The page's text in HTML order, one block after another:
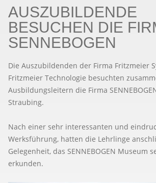
AUSZUBILDENDE
BESUCHEN DIE
SENNEBOGEN
Die Auszubildenden der Firma Fritzmeier
Fritzmeier Technologie besuchten
Ausbildungsleitern die Firma
Straubing.
Nach einer sehr interessanten und
Werksführung, hatten die Lehrlinge
Gelegenheit, das SENNEBOGEN Museum
erkunden.